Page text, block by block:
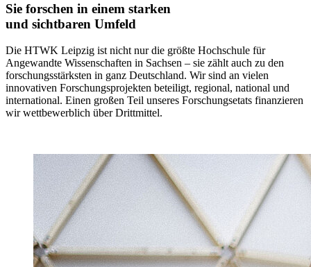
Sie forschen in einem starken
und sichtbaren Umfeld
Die HTWK Leipzig ist nicht nur die größte Hochschule für
Angewandte Wissenschaften in Sachsen – sie zählt auch zu den
forschungsstärksten in ganz Deutschland. Wir sind an vielen
innovativen Forschungsprojekten beteiligt, regional, national und
international. Einen großen Teil unseres Forschungsetats finanzieren
wir wettbewerblich über Drittmittel.